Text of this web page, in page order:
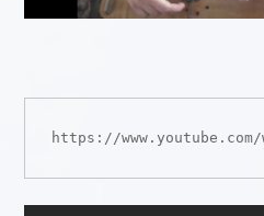
https://www.youtube.com/